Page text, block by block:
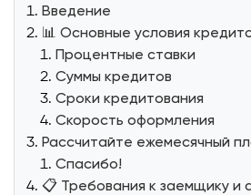
Введение
📊 Основные условия
Процентные ставки
Суммы кредитов
Сроки кредитования
Скорость оформления
Рассчитайте ежемесячный
Спасибо!
📋 Требования к заемщику и